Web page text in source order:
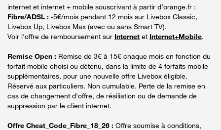
internet et internet + mobile souscrivant à partir d’orange.fr :
Fibre/ADSL : -5€/mois pendant 12 mois sur Livebox Classic,
Livebox Up, Livebox Max (avec ou sans Smart TV).
Voir l'offre de remboursement sur Internet et Internet+Mobile.
Remise Open : Remise de 3€ à 15€ chaque mois en fonction du
forfait mobile choisi ou détenu, dans la limite de 4 forfaits mobile
supplémentaires, pour une nouvelle offre Livebox éligible.
Réservé aux particuliers. Non cumulable. Perte de la remise en
cas de changement d'offre, de résiliation ou de demande de
suppression par le client internet.
Offre Cheat_Code_Fibre_18_26 : Offre soumise à conditions,